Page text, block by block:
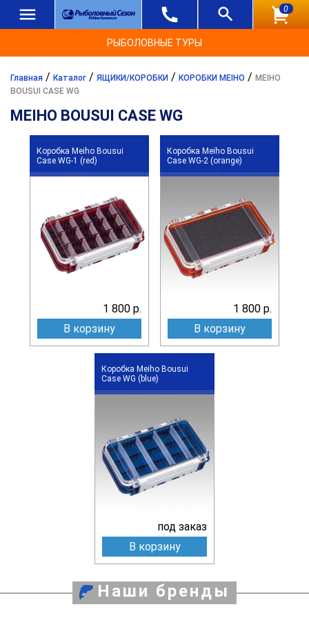
0
РЫБОЛОВНЫЕ ТУРЫ
Главная / Каталог / ЯЩИКИ/КОРОБКИ / КОРОБКИ MEIHO / MEIHO
BOUSUI CASE WG
MEIHO BOUSUI CASE WG
Коробка Meiho Bousui
Case WG-1 (red)
1 800 р.
В корзину
Коробка Meiho Bousui
Case WG-2 (orange)
1 800 р.
В корзину
Коробка Meiho Bousui
Case WG (blue)
под заказ
В корзину
Наши бренды